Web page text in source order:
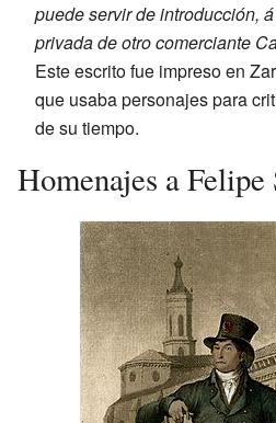
puede servir de introducción,
privada de otro comerciante
Este escrito fue impreso en
que usaba personajes para
de su tiempo.
Homenajes a Felipe